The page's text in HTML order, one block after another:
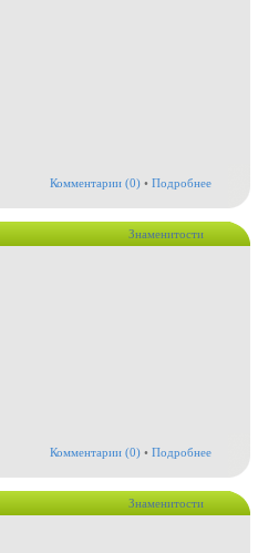
Комментарии (0) • Подробнее
Знаменитости
Комментарии (0) • Подробнее
Знаменитости